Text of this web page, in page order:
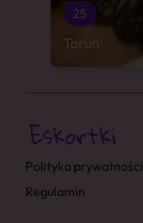
25
Toruń
Polityka prywatności
Regulamin